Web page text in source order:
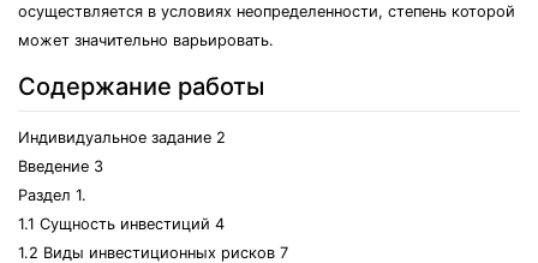
осуществляется в условиях неопределенности, степень которой
может значительно варьировать.
Содержание работы
Индивидуальное задание 2
Введение 3
Раздел 1.
1.1 Сущность инвестиций 4
1.2 Виды инвестиционных рисков 7